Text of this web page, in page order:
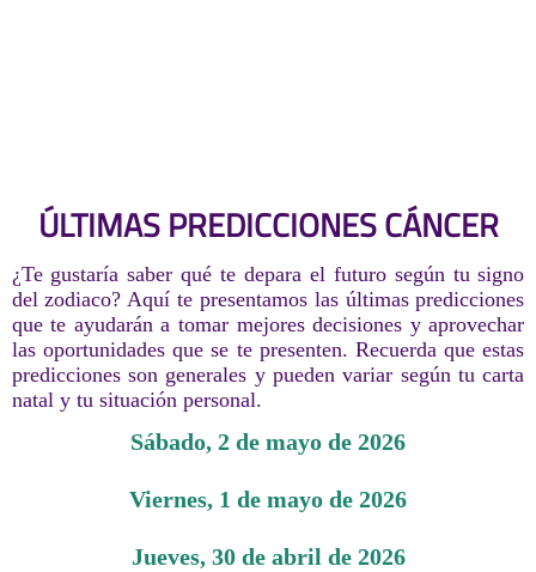
ÚLTIMAS PREDICCIONES CÁNCER
¿Te gustaría saber qué te depara el futuro según tu signo
del zodiaco? Aquí te presentamos las últimas predicciones
que te ayudarán a tomar mejores decisiones y aprovechar
las oportunidades que se te presenten. Recuerda que estas
predicciones son generales y pueden variar según tu carta
natal y tu situación personal.
sábado, 2 de mayo de 2026
viernes, 1 de mayo de 2026
jueves, 30 de abril de 2026